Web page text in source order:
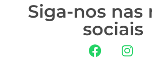
Siga-nos nas
sociais